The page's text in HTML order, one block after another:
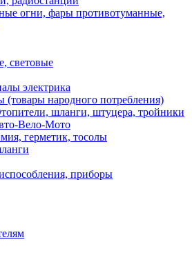
огни, фары противотуманные,
световые
электрика
(товары народного потребления)
шланги, штуцера, тройники
Вело-Мото
герметик, тосолы
приборы